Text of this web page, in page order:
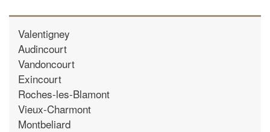
Valentigney
Audincourt
Vandoncourt
Exincourt
Roches-les-Blamont
Vieux-Charmont
Montbeliard